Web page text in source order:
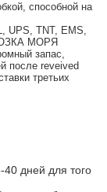
способной на
UPS, TNT, EMS,
МОРЯ
запас,
после reveived
третьих
дней для того